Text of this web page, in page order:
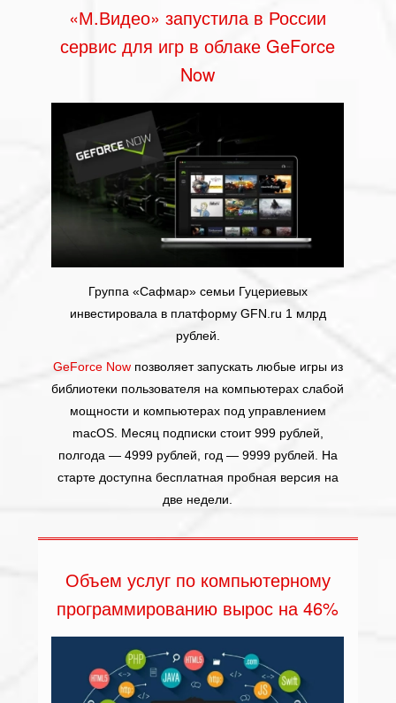
«М.Видео» запустила в России
сервис для игр в облаке GeForce
Now
Группа «Сафмар» семьи Гуцериевых
инвестировала в платформу GFN.ru 1 млрд
рублей.
GeForce Nowпозволяет запускать любые игры из
библиотеки пользователя на компьютерах слабой
мощности и компьютерах под управлением
macOS. Месяц подписки стоит 999 рублей,
полгода — 4999 рублей, год — 9999 рублей. На
старте доступна бесплатная пробная версия на
две недели.
Объем услуг по компьютерному
программированию вырос на 46%